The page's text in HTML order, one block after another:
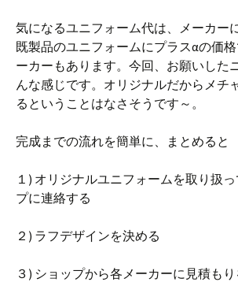
気になるユニフォーム代は、メーカー
既製品のユニフォームにプラスαの価
ーカーもあります。今回、お願いした
んな感じです。オリジナルだからメチ
るということはなさそうです～。
完成までの流れを簡単に、まとめると
１) オリジナルユニフォームを取り扱
プに連絡する
２) ラフデザインを決める
３) ショップから各メーカーに見積も